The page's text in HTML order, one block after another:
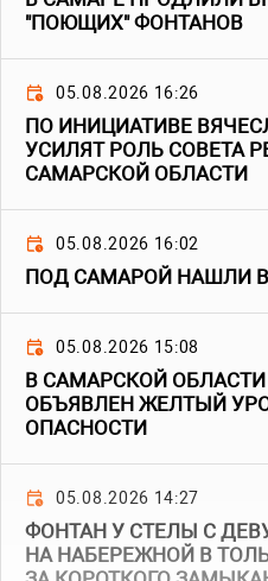
"ПОЮЩИХ" ФОНТАНОВ
05.08.2026 16:26
ПО ИНИЦИАТИВЕ
УСИЛЯТ РОЛЬ СОВЕТА
САМАРСКОЙ ОБЛАСТИ
05.08.2026 16:02
ПОД САМАРОЙ НАШЛИ
05.08.2026 15:08
В САМАРСКОЙ
ОБЪЯВЛЕН ЖЕЛТЫЙ
ОПАСНОСТИ
05.08.2026 14:27
ФОНТАН У СТЕЛЫ С
НА НАБЕРЕЖНОЙ В